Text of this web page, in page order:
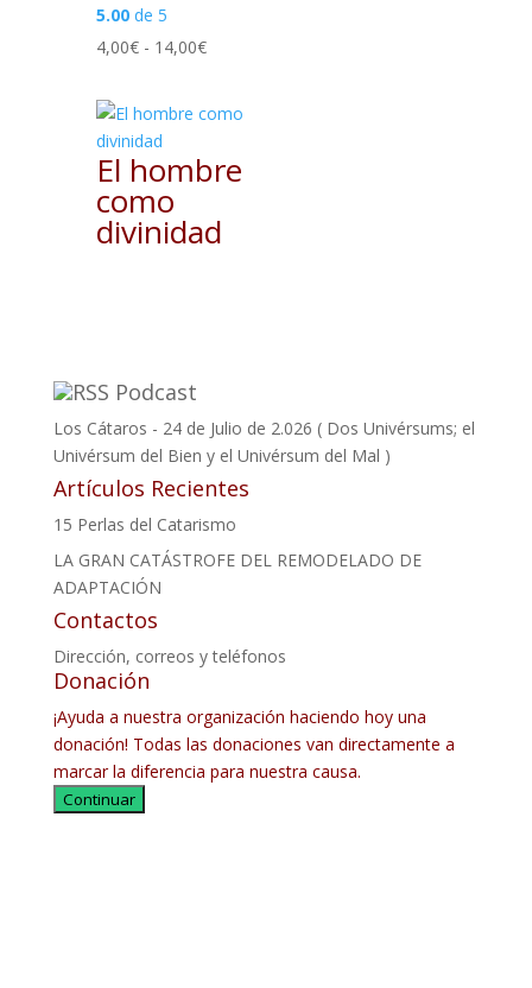
5.00de 5
4,00€ - 14,00€Rango
desde
hasta
El hombre
como
divinidad
Podcast
Los Cátaros - 24 de Julio de 2.026 ( Dos Univérsums; el
Univérsum del Bien y el Univérsum del Mal )
Artículos Recientes
15 Perlas del Catarismo
LA GRAN CATÁSTROFE DEL REMODELADO DE
ADAPTACIÓN
Contactos
Dirección, correos y teléfonos
Donación
¡Ayuda a nuestra organización haciendo hoy una
donación! Todas las donaciones van directamente a
marcar la diferencia para nuestra causa.
Continuar